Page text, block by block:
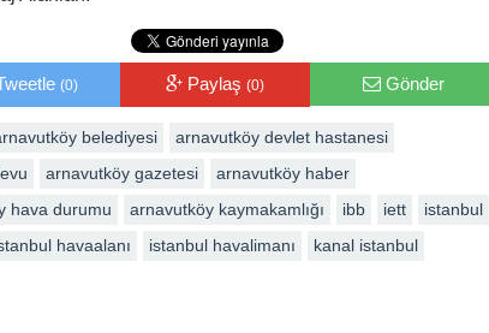
(0) Paylaş (0) Gönder
belediyesi
arnavutköy devlet hastanesi
arnavutköy gazetesi
arnavutköy haber
hava durumu arnavutköy kaymakamlığı ibb iett
istanbul
havaalanı istanbul havalimanı
kanal istanbul